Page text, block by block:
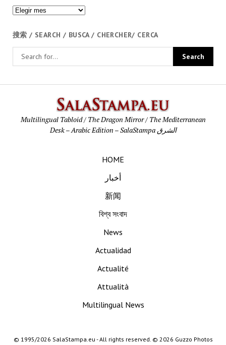
Archivos
搜索 / SEARCH / BUSCA / CHERCHER/ CERCA
Multilingual Tabloid / The Dragon Mirror / The Mediterranean
Desk – Arabic Edition – SalaStampa الشرق
HOME
أخبار
新闻
বিশ্ব সংবাদ
News
Actualidad
Actualité
Attualità
Multilingual News
© 1995/2026 SalaStampa.eu - All rights reserved. © 2026 Guzzo Photos